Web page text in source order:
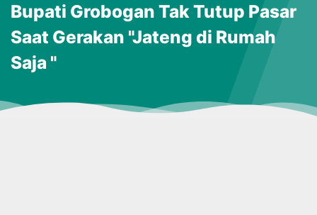
Bupati Grobogan Tak Tutup Pasar
Saat Gerakan "Jateng di Rumah
Saja "